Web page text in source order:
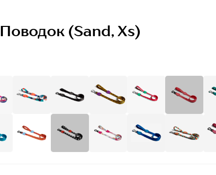
Поводок (sand, Xs)